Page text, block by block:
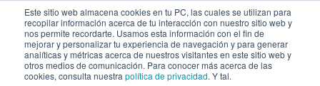
Este sitio web almacena cookies en tu PC, las cuales se utilizan para
recopilar información acerca de tu interacción con nuestro sitio web y
nos permite recordarte. Usamos esta información con el fin de
mejorar y personalizar tu experiencia de navegación y para generar
analíticas y métricas acerca de nuestros visitantes en este sitio web y
otros medios de comunicación. Para conocer más acerca de las
cookies, consulta nuestra política de privacidad. Y tal.